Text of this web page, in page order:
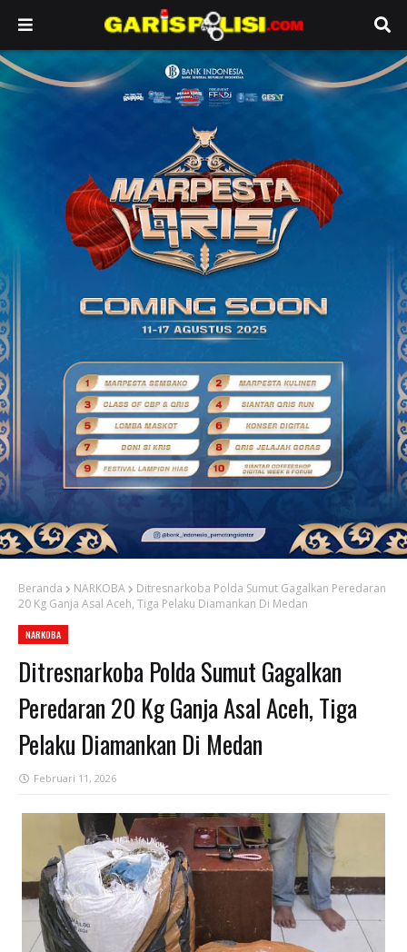
Beranda NARKOBA
Ditresnarkoba Polda Sumut Gagalkan Peredaran
20 Kg Ganja Asal Aceh, Tiga Pelaku Diamankan Di Medan
NARKOBA
Ditresnarkoba Polda Sumut Gagalkan
Peredaran 20 Kg Ganja Asal Aceh, Tiga
Pelaku Diamankan Di Medan
Februari 11, 2026